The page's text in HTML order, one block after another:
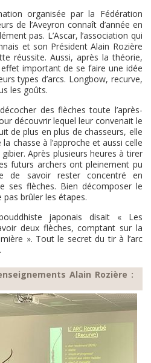
organisée par la Fédération
de l’Aveyron connaît d’année en
pas. L’Ascar, l’association qui
et son Président Alain Rozière
réussite. Aussi, après la théorie,
important de se faire une idée
types d’arcs. Longbow, recurve,
les goûts.
des flèches toute l’après-
découvrir lequel leur convenait le
de plus en plus de chasseurs, elle
chasse à l’approche et aussi celle
Après plusieurs heures à tirer
futurs archers ont pleinement pu
de savoir rester concentré en
ses flèches. Bien décomposer le
brûler les étapes.
japonais disait « Les
deux flèches, comptant sur la
». Tout le secret du tir à l’arc
Alain Rozière :